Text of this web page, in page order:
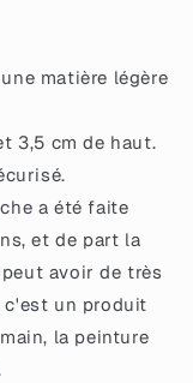
matière légère
3,5 cm de haut.
a été faite
et de part la
avoir de très
c'est un produit
la peinture